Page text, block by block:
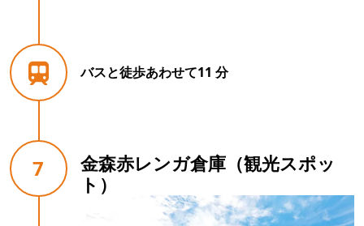
バスと徒歩あわせて11 分
7
金森赤レンガ倉庫（観光スポッ
ト）